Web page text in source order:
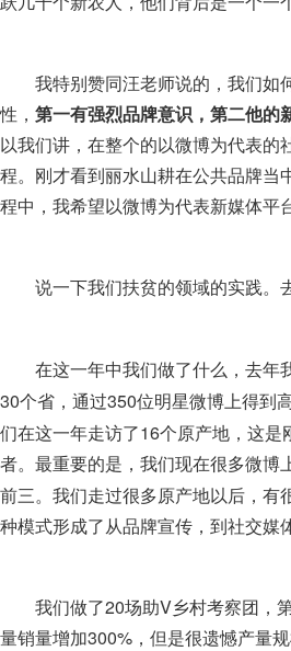
我特别赞同汪老师说的，我们如
性， 第一有强烈品牌意识，第二他的
以我们讲，在整个的以微博为代表
程。刚才看到丽水山耕在公共品牌当
程中，我希望以微博为代表新媒体平
说一下我们扶贫的领域的实践。
在这一年中我们做了什么，去年
30个省，通过350位明星微博上得到
们在这一年走访了16个原产地，这
者。最重要的是，我们现在很多微博
前三。我们走过很多原产地以后，有
种模式形成了从品牌宣传，到社交媒
我们做了20场助V乡村考察团，
量销量增加300%，但是很遗憾产量